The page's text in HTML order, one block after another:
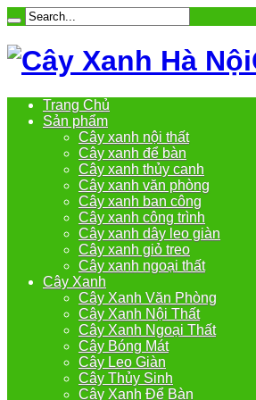
Trang Chủ
Sản phẩm
Cây xanh nội thất
Cây xanh để bàn
Cây xanh thủy canh
Cây xanh văn phòng
Cây xanh ban công
Cây xanh công trình
Cây xanh dây leo giàn
Cây xanh giỏ treo
Cây xanh ngoại thất
Cây Xanh
Cây Xanh Văn Phòng
Cây Xanh Nội Thất
Cây Xanh Ngoại Thất
Cây Bóng Mát
Cây Leo Giàn
Cây Thủy Sinh
Cây Xanh Để Bàn